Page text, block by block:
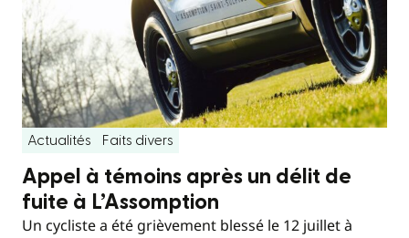
Actualités Faits divers
Appel à témoins après un délit de
fuite à L’Assomption
Un cycliste a été grièvement blessé le 12 juillet à